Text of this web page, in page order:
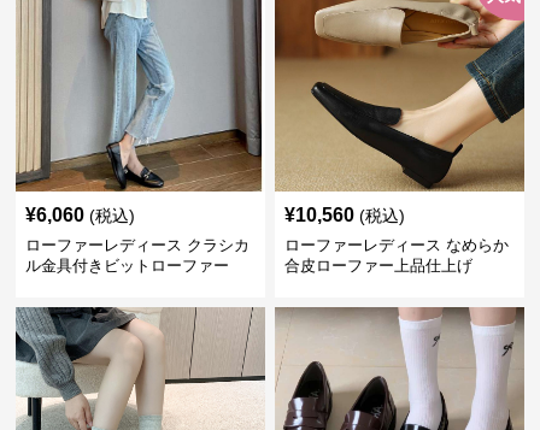
¥6,060 (税込)
ローファーレディース クラシカ
ル金具付きビットローファー
¥10,560 (税込)
ローファーレディース なめらか
合皮ローファー上品仕上げ